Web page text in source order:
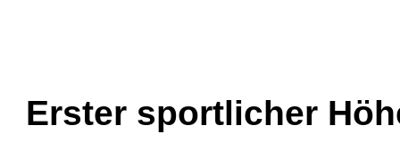
Erster sportlicher